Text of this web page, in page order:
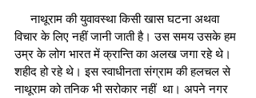
     नाथूराम की युवावस्था किसी खास घटना अथवा
विचार के लिए नहीं जानी जाती है। उस समय उसके हम
उम्र के लोग भारत में क्रान्ति का अलख जगा रहे थे।
शहीद हो रहे थे। इस स्वाधीनता संग्राम की हलचल से
नाथूराम को तनिक भी सरोकार नहीं  था। अपने नगर